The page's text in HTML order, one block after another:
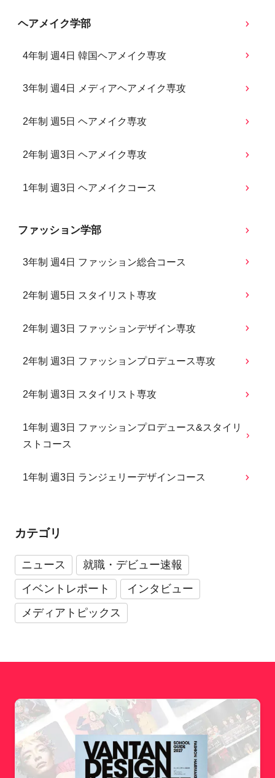
ヘアメイク学部
4年制 週4日 韓国ヘアメイク専攻
3年制 週4日 メディアヘアメイク専攻
2年制 週5日 ヘアメイク専攻
2年制 週3日 ヘアメイク専攻
1年制 週3日 ヘアメイクコース
ファッション学部
3年制 週4日 ファッション総合コース
2年制 週5日 スタイリスト専攻
2年制 週3日 ファッションデザイン専攻
2年制 週3日 ファッションプロデュース専攻
2年制 週3日 スタイリスト専攻
1年制 週3日 ファッションプロデュース&スタイリ
ストコース
1年制 週3日 ランジェリーデザインコース
カテゴリ
ニュース
就職・デビュー速報
イベントレポート
インタビュー
メディアトピックス